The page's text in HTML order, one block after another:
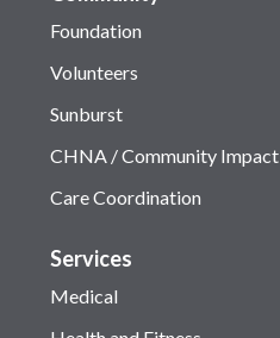
Foundation
Volunteers
Sunburst
CHNA / Community Impact
Care Coordination
Services
Medical